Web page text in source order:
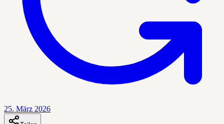
25. März 2026